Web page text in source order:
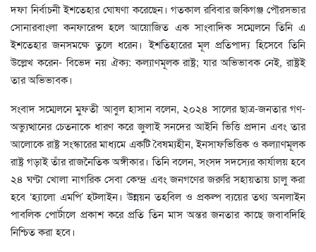
দফা নির্বাচনী ইশতেহার ঘোষণা করেছেন। গতকাল রবিবার জকিগঞ্জ পৌরসভার
সোনারবাংলা কনফারেন্স হলে আয়োজিত এক সাংবাদিক সম্মেলনে তিনি এ
ইশতেহার জনসমক্ষে তুলে ধরেন। ইশতিহারের মূল প্রতিপাদ্য হিসেবে তিনি
উল্লেখ করেন- বিভেদ নয় ঐক্য: কল্যাণমূলক রাষ্ট্র; যার অভিভাবক নেই, রাষ্ট্রই
তার অভিভাবক।
সংবাদ সম্মেলনে মুফতী আবুল হাসান বলেন, ২০২৪ সালের ছাত্র-জনতার গণ-
অভ্যুত্থানের চেতনাকে ধারণ করে জুলাই সনদের আইনি ভিত্তি প্রদান এবং তার
আলোকে রাষ্ট্র সংস্কারের মাধ্যমে একটি বৈষম্যহীন, ইনসাফভিত্তিক ও কল্যাণমূলক
রাষ্ট্র গড়াই তাঁর রাজনৈতিক অঙ্গীকার। তিনি বলেন, সংসদ সদস্যের কার্যালয় হবে
২৪ ঘণ্টা খোলা নাগরিক সেবা কেন্দ্র এবং জনগণের জরুরি সহায়তায় চালু করা
হবে ‘হ্যালো এমপি’ হটলাইন। উন্নয়ন তহবিল ও প্রকল্প ব্যয়ের তথ্য অনলাইন
পাবলিক পোর্টালে প্রকাশ করে প্রতি তিন মাস অন্তর জনতার কাছে জবাবদিহি
নিশ্চিত করা হবে।